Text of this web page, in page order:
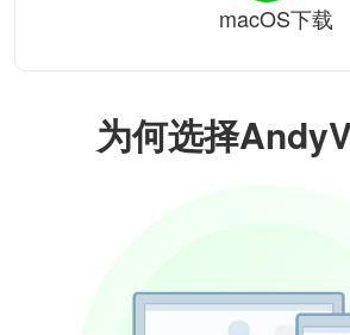
为何选择
macOS下载